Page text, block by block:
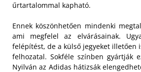
űrtartalommal kapható.
Ennek köszönhetően mindenki
ami megfelel az elvárásainak.
felépítést, de a külső jegyeket illetően
felhozatal. Sokféle színben gyártják
Nyilván az Adidas hátizsák